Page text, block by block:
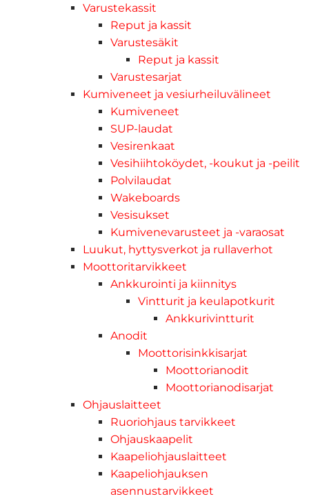
Varustekassit
Reput ja kassit
Varustesäkit
Reput ja kassit
Varustesarjat
Kumiveneet ja vesiurheiluvälineet
Kumiveneet
SUP-laudat
Vesirenkaat
Vesihiihtoköydet, -koukut ja -peilit
Polvilaudat
Wakeboards
Vesisukset
Kumivenevarusteet ja -varaosat
Luukut, hyttysverkot ja rullaverhot
Moottoritarvikkeet
Ankkurointi ja kiinnitys
Vintturit ja keulapotkurit
Ankkurivintturit
Anodit
Moottorisinkkisarjat
Moottorianodit
Moottorianodisarjat
Ohjauslaitteet
Ruoriohjaus tarvikkeet
Ohjauskaapelit
Kaapeliohjauslaitteet
Kaapeliohjauksen
asennustarvikkeet